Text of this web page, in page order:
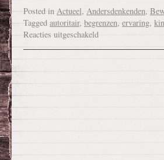
Posted in Actueel, Andersdenkenden,
Tagged autoritair, begrenzen, ervaring,
Reacties uitgeschakeld